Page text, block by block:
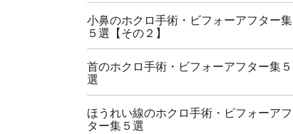
小鼻のホクロ手術・ビフォーアフター集
５選【その２】
首のホクロ手術・ビフォーアフター集５
選
ほうれい線のホクロ手術・ビフォーアフ
ター集５選